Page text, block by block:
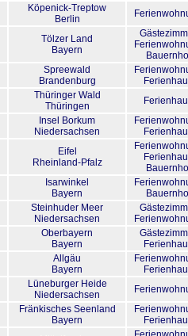
Köpenick-Treptow
Berlin
Tölzer Land
Bayern
Spreewald
Brandenburg
Thüringer Wald
Thüringen
Insel Borkum
Niedersachsen
Eifel
Rheinland-Pfalz
Isarwinkel
Bayern
Steinhuder Meer
Niedersachsen
Oberbayern
Bayern
Allgäu
Bayern
Lüneburger Heide
Niedersachsen
Fränkisches Seenland
Bayern